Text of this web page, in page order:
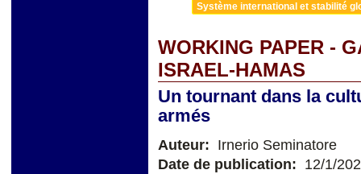
Système international et stabilité
WORKING PAPER -
ISRAEL-HAMAS
Un tournant dans la
armés
Auteur: Irnerio Seminatore
Date de publication: 12/1/